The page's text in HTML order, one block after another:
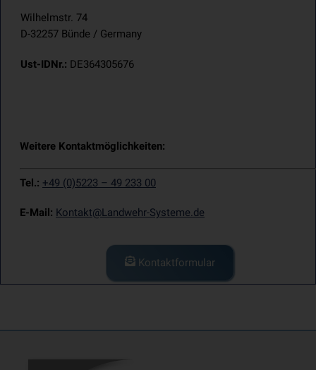
Wilhelmstr. 74
D-32257 Bünde / Germany
Ust-IDNr.: DE364305676
Weitere Kontaktmöglichkeiten:
Tel.: +49 (0)5223 – 49 233 00
E-Mail: Kontakt@Landwehr-Systeme.de
Kontaktformular